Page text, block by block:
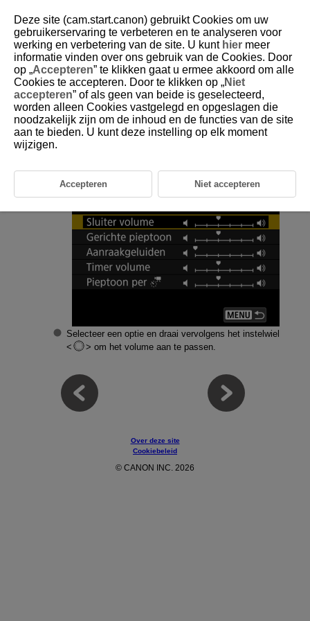
D180-212
Volume
Het is volume van camerageluiden kan worden aangepast.
Selecteer een optie en draai vervolgens het instelwiel
om het volume aan te passen.
Over deze site
Cookiebeleid
© CANON INC. 2026
Deze site (cam.start.canon) gebruikt Cookies om uw
gebruikerservaring te verbeteren en te analyseren voor
werking en verbetering van de site. U kunt hier meer
informatie vinden over ons gebruik van de Cookies. Door
op „Accepteren” te klikken gaat u ermee akkoord om alle
Cookies te accepteren. Door te klikken op „Niet
accepteren” of als geen van beide is geselecteerd,
worden alleen Cookies vastgelegd en opgeslagen die
noodzakelijk zijn om de inhoud en de functies van de site
aan te bieden. U kunt deze instelling op elk moment
wijzigen.
Accepteren Niet accepteren